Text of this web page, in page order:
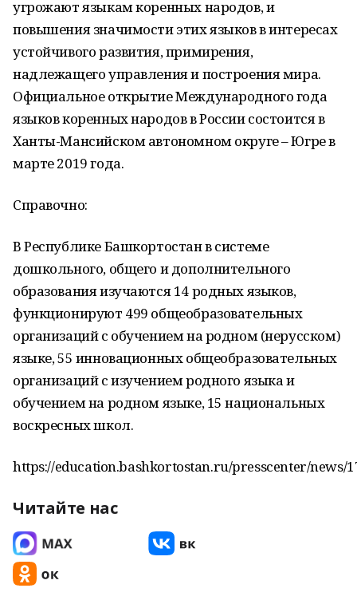
угрожают языкам коренных народов, и
повышения значимости этих языков в интересах
устойчивого развития, примирения,
надлежащего управления и построения мира.
Официальное открытие Международного года
языков коренных народов в России состоится в
Ханты-Мансийском автономном округе – Югре в
марте 2019 года.
Справочно:
В Республике Башкортостан в системе
дошкольного, общего и дополнительного
образования изучаются 14 родных языков,
функционируют 499 общеобразовательных
организаций с обучением на родном (нерусском)
языке, 55 инновационных общеобразовательных
организаций с изучением родного языка и
обучением на родном языке, 15 национальных
воскресных школ.
https://education.bashkortostan.ru/presscenter/news/
Читайте нас